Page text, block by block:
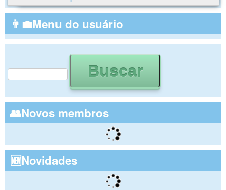
👨‍💼Menu do usuário
Formulário de busca
👥Novos membros
🆕Novidades